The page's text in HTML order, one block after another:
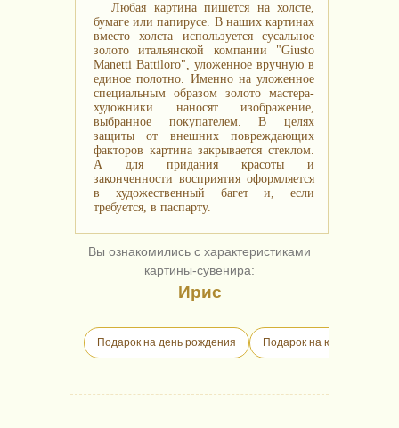
Любая картина пишется на холсте,
бумаге или папирусе. В наших картинах
вместо холста используется сусальное
золото итальянской компании "Giusto
Manetti Battiloro", уложенное вручную в
единое полотно. Именно на уложенное
специальным образом золото мастера-
художники наносят изображение,
выбранное покупателем. В целях
защиты от внешних повреждающих
факторов картина закрывается стеклом.
А для придания красоты и
законченности восприятия оформляется
в художественный багет и, если
требуется, в паспарту.
Вы ознакомились с характеристиками
картины-сувенира:
Ирис
Подарок на день рождения Подарок на юбилей